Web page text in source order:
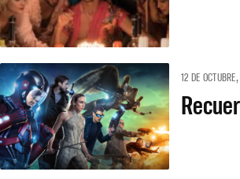
12 DE